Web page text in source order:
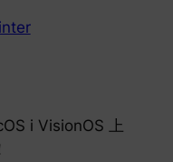
i VisionOS 上